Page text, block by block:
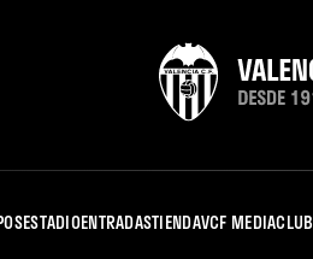
ESTADIOENTRADASTIENDAVCF MEDIACLUB